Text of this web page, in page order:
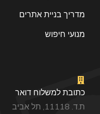
מדריך בניית אתרים
מנועי חיפוש
כתובת למשלוח דואר
ת.ד. 11118, תל אביב